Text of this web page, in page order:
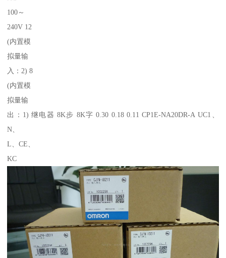
100～
240V 12
(内置模
拟量输
入：2) 8
(内置模
拟量输
出：1) 继电器 8K步 8K字 0.30 0.18 0.11 CP1E-NA20DR-A UC1、
N、
L、CE、
KC